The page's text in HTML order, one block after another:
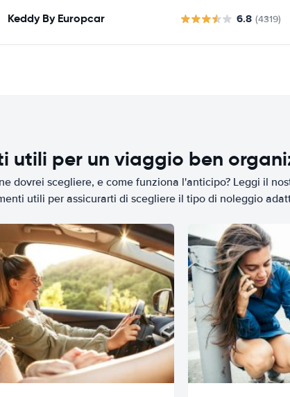
Keddy By Europcar 6.8 (4319)
utili per un viaggio ben
dovrei scegliere, e come funziona l'anticipo? Leggi il
utili per assicurarti di scegliere il tipo di noleggio